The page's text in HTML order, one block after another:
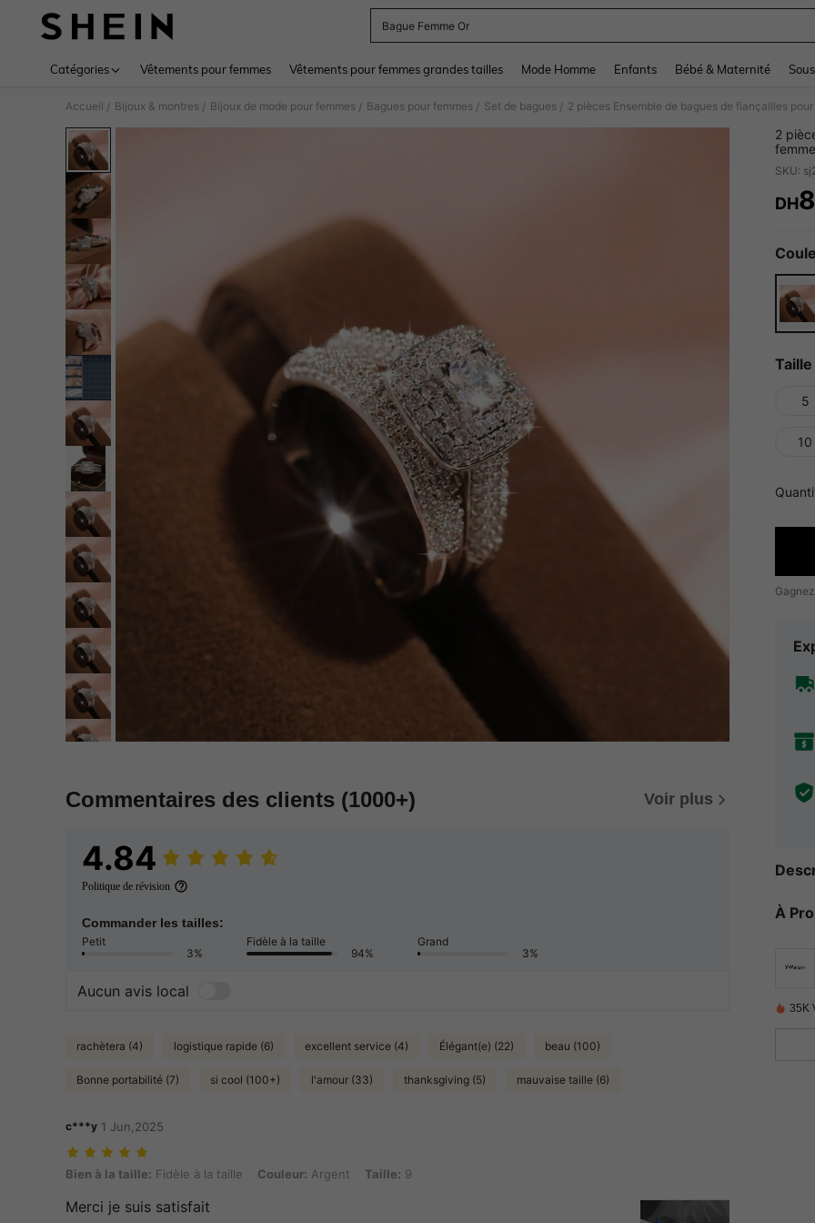
Bague Femme Or
Catégories Vêtements pour femmes Vêtements pour femmes grandes tailles Mode Homme Enfants Bébé & Maternité
Accueil / Bijoux & montres / Bijoux de mode pour femmes / Bagues pour femmes / Set de bagues /
Commentaires des clients (1000+) Voir plus
4.84
Politique de révision
Commander les tailles:
Petit
3%
Fidèle à la taille
94%
Grand
3%
Aucun avis local
rachètera (4) logistique rapide (6) excellent service (4) Élégant(e) (22) beau (100)
Bonne portabilité (7) si cool (100+) l'amour (33) thanksgiving (5) mauvaise taille (6)
c***y 1 Jun,2025
Bien à la taille: Fidèle à la taille, Couleur: Argent, Taille: 9
Bien à la taille: Fidèle à la taille Couleur: Argent Taille: 9
Merci je suis satisfait
2
en
de
SKU:
DH
Taille
5
10
À
35K